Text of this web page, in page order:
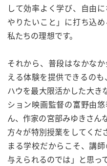
して効率よく学び、自由
やりたいこと」に打ち込
私たちの理想です。
それから、普段はなかな
える体験を提供できるのも
ハウを最大限活かした大き
ション映画監督の富野由
ん、作家の宮部みゆきさん
方々が特別授業をしてくだ
まる学校だからこそ、講
与えられるのでは」と思っ